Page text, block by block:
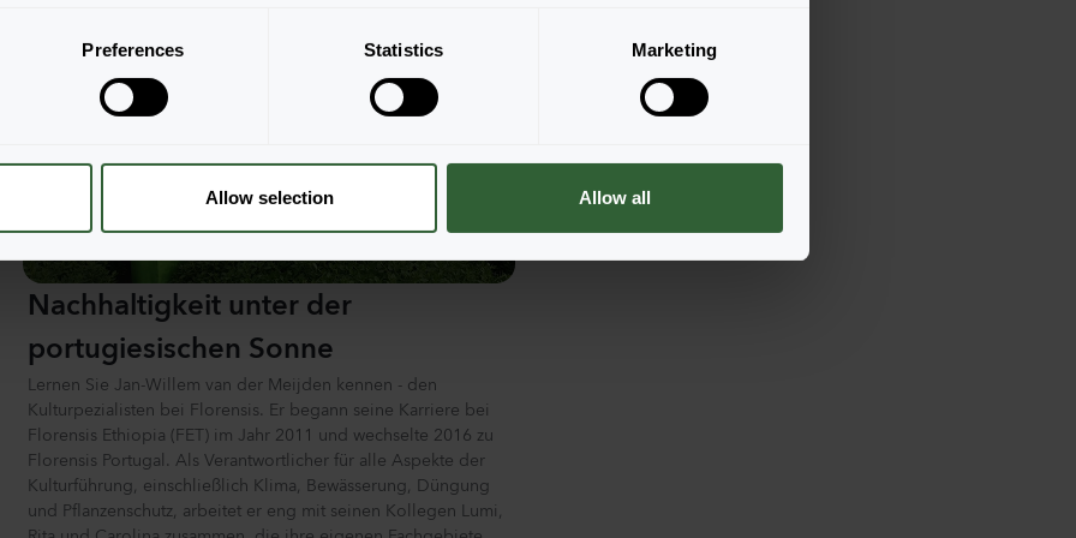
Preferences Statistics Marketing
Allow selection Allow all
Nachhaltigkeit unter der
portugiesischen Sonne
Lernen Sie Jan-Willem van der Meijden kennen - den
Kulturpezialisten bei Florensis. Er begann seine Karriere bei
Florensis Ethiopia (FET) im Jahr 2011 und wechselte 2016 zu
Florensis Portugal. Als Verantwortlicher für alle Aspekte der
Kulturführung, einschließlich Klima, Bewässerung, Düngung
und Pflanzenschutz, arbeitet er eng mit seinen Kollegen Lumi,